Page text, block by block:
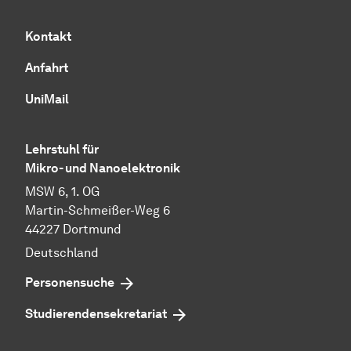
Kontakt
Anfahrt
UniMail
Lehrstuhl für
Mikro- und Nanoelektronik
MSW 6, 1. OG
Martin-Schmeißer-Weg 6
44227 Dortmund
Deutschland
Personensuche
Studierendensekretariat